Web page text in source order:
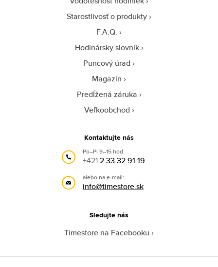
Starostlivosť o produkty
F.A.Q.
Hodinársky slovník
Puncový úrad
Magazín
Predĺžená záruka
Veľkoobchod
Kontaktujte nás
Po–Pi 9–15 hod.
+4212 33 32 91 19
alebo na e-mail:
info@timestore.sk
Sledujte nás
Timestore na Facebooku